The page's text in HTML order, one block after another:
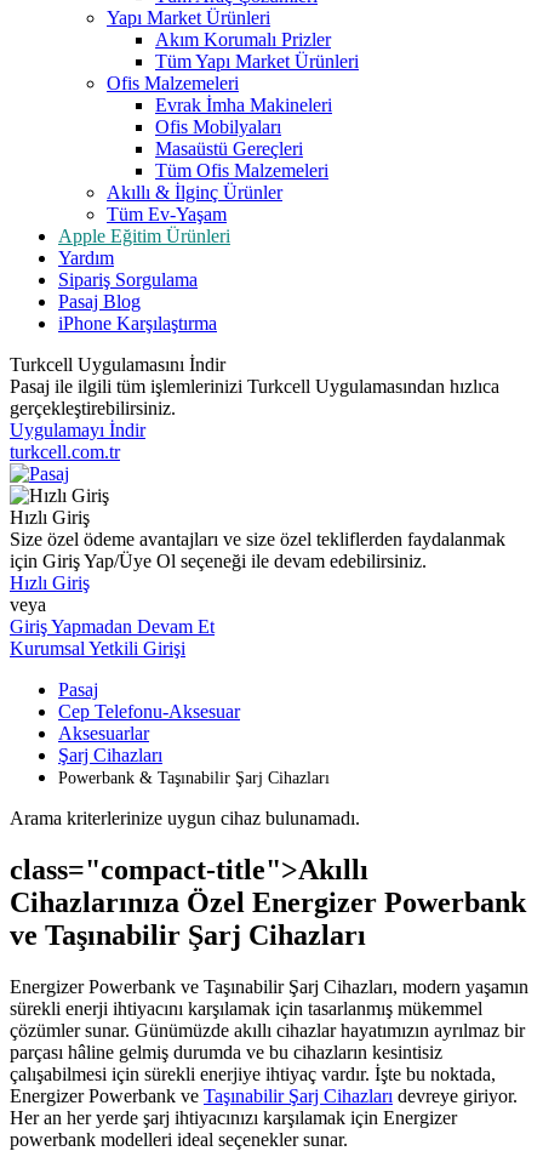
Yapı Market Ürünleri
Akım Korumalı Prizler
Tüm Yapı Market Ürünleri
Ofis Malzemeleri
Evrak İmha Makineleri
Ofis Mobilyaları
Masaüstü Gereçleri
Tüm Ofis Malzemeleri
Akıllı & İlginç Ürünler
Tüm Ev-Yaşam
Apple Eğitim Ürünleri
Yardım
Sipariş Sorgulama
Pasaj Blog
iPhone Karşılaştırma
Turkcell Uygulamasını İndir
Pasaj ile ilgili tüm işlemlerinizi Turkcell Uygulamasından hızlıca
gerçekleştirebilirsiniz.
Uygulamayı İndir
turkcell.com.tr
Hızlı Giriş
Size özel ödeme avantajları ve size özel tekliflerden faydalanmak
için Giriş Yap/Üye Ol seçeneği ile devam edebilirsiniz.
Hızlı Giriş
veya
Giriş Yapmadan Devam Et
Kurumsal Yetkili Girişi
Pasaj
Cep Telefonu-Aksesuar
Aksesuarlar
Şarj Cihazları
Powerbank & Taşınabilir Şarj Cihazları
Arama kriterlerinize uygun cihaz bulunamadı.
class="compact-title">Akıllı
Cihazlarınıza Özel Energizer Powerbank
ve Taşınabilir Şarj Cihazları
Energizer Powerbank ve Taşınabilir Şarj Cihazları, modern yaşamın
sürekli enerji ihtiyacını karşılamak için tasarlanmış mükemmel
çözümler sunar. Günümüzde akıllı cihazlar hayatımızın ayrılmaz bir
parçası hâline gelmiş durumda ve bu cihazların kesintisiz
çalışabilmesi için sürekli enerjiye ihtiyaç vardır. İşte bu noktada,
Energizer Powerbank ve Taşınabilir Şarj Cihazları devreye giriyor.
Her an her yerde şarj ihtiyacınızı karşılamak için Energizer
powerbank modelleri ideal seçenekler sunar.